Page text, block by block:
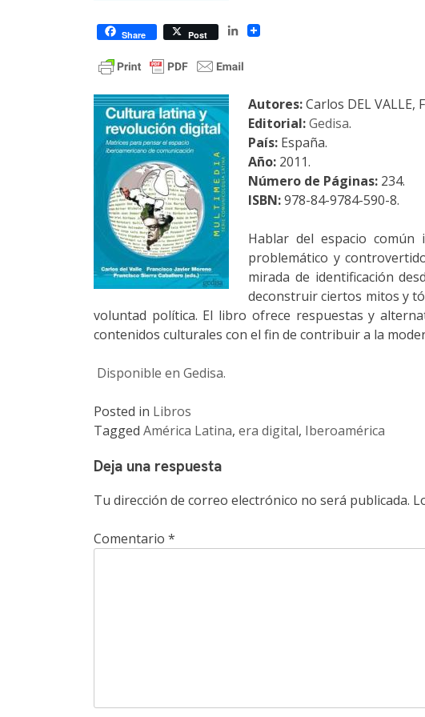
Share Post LinkedIn
Autores:Carlos DEL VALLE,
Editorial:Gedisa.
País: España.
Año: 2011.
Número de Páginas: 234.
ISBN:978-84-9784-590-8.
Hablar del espacio
problemático y
mirada de identificación
deconstruir ciertos mitos y
voluntad política. El libro ofrece respuestas y
contenidos culturales con el fin de contribuir a la
Disponible en Gedisa.
Posted in Libros
Tagged América Latina, era digital, Iberoamérica
Deja una respuesta
Tu dirección de correo electrónico no será publicada.
Comentario *